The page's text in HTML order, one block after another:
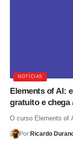
NOTÍCIAS
Elements of AI:
gratuito e chega
O curso Elements of
Por:Ricardo